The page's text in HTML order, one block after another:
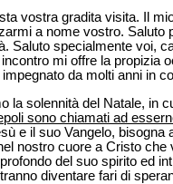
vostra gradita visita. Il
a nome vostro. Saluto
Saluto specialmente voi,
mi offre la propizia
da molti anni in
la solennità del Natale, in
sono chiamati ad
e il suo Vangelo,
nostro cuore a Cristo
del suo spirito ed
diventare fari di